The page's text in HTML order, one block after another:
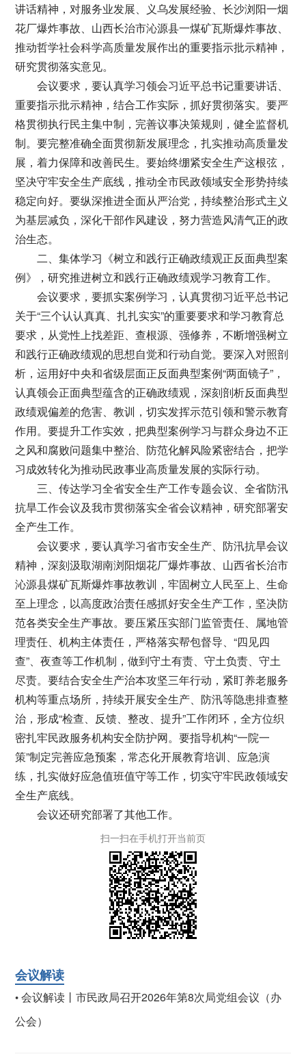
讲话精神，对服务业发展、义乌发展经验、长沙浏阳一烟
花厂爆炸事故、山西长治市沁源县一煤矿瓦斯爆炸事故、
推动哲学社会科学高质量发展作出的重要指示批示精神，
研究贯彻落实意见。
会议要求，要认真学习领会习近平总书记重要讲话、
重要指示批示精神，结合工作实际，抓好贯彻落实。要严
格贯彻执行民主集中制，完善议事决策规则，健全监督机
制。要完整准确全面贯彻新发展理念，扎实推动高质量发
展，着力保障和改善民生。要始终绷紧安全生产这根弦，
坚决守牢安全生产底线，推动全市民政领域安全形势持续
稳定向好。要纵深推进全面从严治党，持续整治形式主义
为基层减负，深化干部作风建设，努力营造风清气正的政
治生态。
二、集体学习《树立和践行正确政绩观正反面典型案
例》，研究推进树立和践行正确政绩观学习教育工作。
会议要求，要抓实案例学习，认真贯彻习近平总书记
关于“三个认认真真、扎扎实实”的重要要求和学习教育总
要求，从党性上找差距、查根源、强修养，不断增强树立
和践行正确政绩观的思想自觉和行动自觉。要深入对照剖
析，运用好中央和省级层面正反面典型案例“两面镜子”，
认真领会正面典型蕴含的正确政绩观，深刻剖析反面典型
政绩观偏差的危害、教训，切实发挥示范引领和警示教育
作用。要提升工作实效，把典型案例学习与群众身边不正
之风和腐败问题集中整治、防范化解风险紧密结合，把学
习成效转化为推动民政事业高质量发展的实际行动。
三、传达学习全省安全生产工作专题会议、全省防汛
抗旱工作会议及我市贯彻落实全省会议精神，研究部署安
全产生工作。
会议要求，要认真学习省市安全生产、防汛抗旱会议
精神，深刻汲取湖南浏阳烟花厂爆炸事故、山西省长治市
沁源县煤矿瓦斯爆炸事故教训，牢固树立人民至上、生命
至上理念，以高度政治责任感抓好安全生产工作，坚决防
范各类安全生产事故。要压紧压实部门监管责任、属地管
理责任、机构主体责任，严格落实帮包督导、“四见四
查”、夜查等工作机制，做到守土有责、守土负责、守土
尽责。要结合安全生产治本攻坚三年行动，紧盯养老服务
机构等重点场所，持续开展安全生产、防汛等隐患排查整
治，形成“检查、反馈、整改、提升”工作闭环，全方位织
密扎牢民政服务机构安全防护网。要指导机构“一院一
策”制定完善应急预案，常态化开展教育培训、应急演
练，扎实做好应急值班值守等工作，切实守牢民政领域安
全生产底线。
会议还研究部署了其他工作。
扫一扫在手机打开当前页
会议解读
•会议解读丨市民政局召开2026年第8次局党组会议（办
公会）